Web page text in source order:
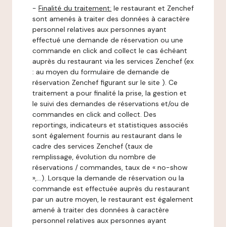
- Finalité du traitement: le restaurant et Zenchef
sont amenés à traiter des données à caractère
personnel relatives aux personnes ayant
effectué une demande de réservation ou une
commande en click and collect le cas échéant
auprès du restaurant via les services Zenchef (ex
: au moyen du formulaire de demande de
réservation Zenchef figurant sur le site ). Ce
traitement a pour finalité la prise, la gestion et
le suivi des demandes de réservations et/ou de
commandes en click and collect. Des
reportings, indicateurs et statistiques associés
sont également fournis au restaurant dans le
cadre des services Zenchef (taux de
remplissage, évolution du nombre de
réservations / commandes, taux de « no-show
»,…). Lorsque la demande de réservation ou la
commande est effectuée auprès du restaurant
par un autre moyen, le restaurant est également
amené à traiter des données à caractère
personnel relatives aux personnes ayant